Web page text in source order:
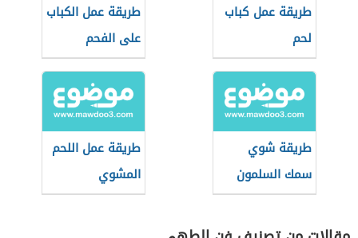
طريقة عمل كباب
لحم
طريقة عمل الكباب
على الفحم
طريقة شوي
سمك السلمون
طريقة عمل اللحم
المشوي